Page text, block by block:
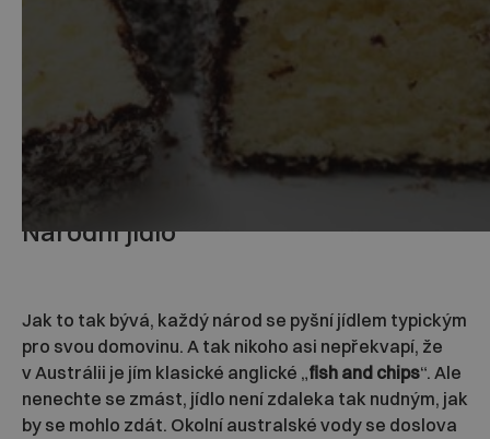
V tradiční australské kuchyni se mísí vlivy
domorodých obyvatel a kolonialistů z Evropy,
především Britů. Díky globalizaci se do Austrálie
dostala i kuchyně středomoří či jihovýchodní Asie a
výsledkem je neuvěřitelně pestrá nabídka.
Národní jídlo
Jak to tak bývá, každý národ se pyšní jídlem typickým
pro svou domovinu. A tak nikoho asi nepřekvapí, že
v Austrálii je jím klasické anglické „fish and chips“. Ale
nenechte se zmást, jídlo není zdaleka tak nudným, jak
by se mohlo zdát. Okolní australské vody se doslova